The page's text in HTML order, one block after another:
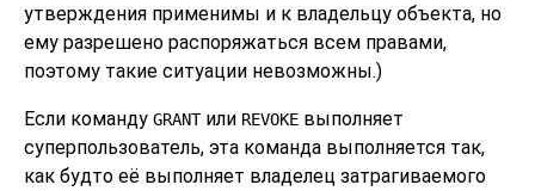
утверждения применимы и к владельцу объекта, но
ему разрешено распоряжаться всем правами,
поэтому такие ситуации невозможны.)
Если команду GRANTили REVOKE выполняет
суперпользователь, эта команда выполняется так,
как будто её выполняет владелец затрагиваемого